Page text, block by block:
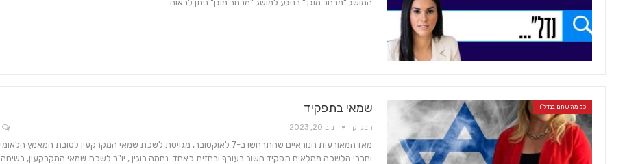
המושג "מרחב מוגן." בנוגע למושג "מרחב מוגן" ניתן לראות…
כל מה שחם בנדל"ן שמאי בתפקיד
הבלוק נוב 20, 2023
מאז המאורעות הנוראיים שהתרחשו ב-7 לאוקטובר, מגויסת לשכת שמאי המקרקעין לטובת המאמץ הלאומי
וחברי הלשכה ממלאים תפקיד חשוב בעורף ובחזית כאחד. נחמה בוגין , יו"ר לשכת שמאי המקרקעין, בשיחה